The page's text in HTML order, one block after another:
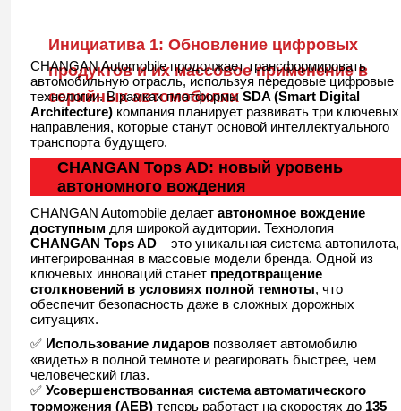
Инициатива 1: Обновление цифровых
продуктов и их массовое применение в
серийных автомобилях
CHANGAN Automobile продолжает трансформировать
автомобильную отрасль, используя передовые цифровые
технологии. В рамках платформы SDA (Smart Digital
Architecture) компания планирует развивать три ключевых
направления, которые станут основой интеллектуального
транспорта будущего.
CHANGAN Tops AD: новый уровень
автономного вождения
CHANGAN Automobile делает автономное вождение
доступным для широкой аудитории. Технология
CHANGAN Tops AD – это уникальная система автопилота,
интегрированная в массовые модели бренда. Одной из
ключевых инноваций станет предотвращение
столкновений в условиях полной темноты, что
обеспечит безопасность даже в сложных дорожных
ситуациях.
✅ Использование лидаров позволяет автомобилю
«видеть» в полной темноте и реагировать быстрее, чем
человеческий глаз.
✅ Усовершенствованная система автоматического
торможения (AEB) теперь работает на скоростях до 135